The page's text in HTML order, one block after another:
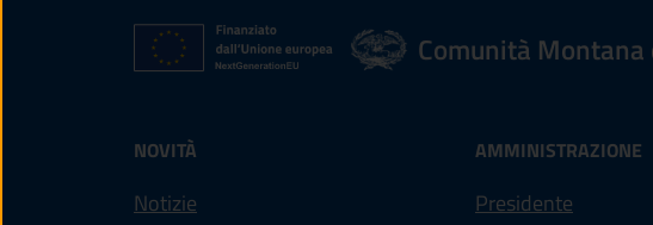
Comunità Montana
NOVITÀ
Notizie
AMMINISTRAZIONE
Presidente